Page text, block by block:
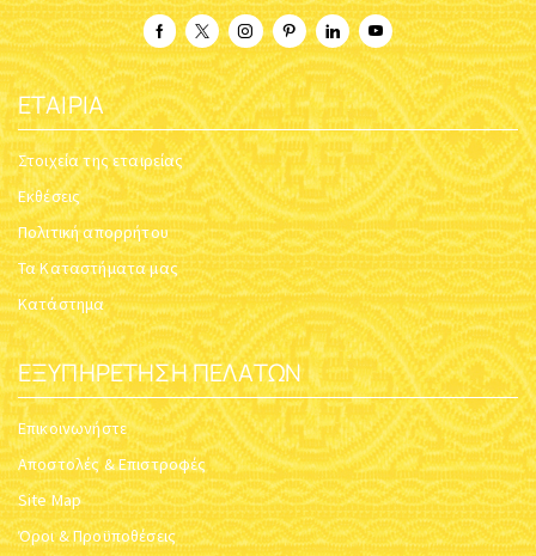
ΕΤΑΙΡΊΑ
Στοιχεία της εταιρείας
Εκθέσεις
Πολιτική απορρήτου
Τα Καταστήματα μας
Κατάστημα
ΕΞΥΠΗΡΈΤΗΣΗ ΠΕΛΑΤΏΝ
Επικοινωνήστε
Αποστολές & Επιστροφές
Site Map
Όροι & Προϋποθέσεις